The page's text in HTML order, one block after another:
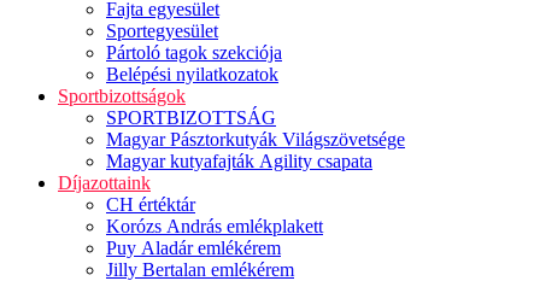
Fajta egyesület
Sportegyesület
Pártoló tagok szekciója
Belépési nyilatkozatok
Sportbizottságok
SPORTBIZOTTSÁG
Magyar Pásztorkutyák Világszövetsége
Magyar kutyafajták Agility csapata
Díjazottaink
CH értéktár
Korózs András emlékplakett
Puy Aladár emlékérem
Jilly Bertalan emlékérem